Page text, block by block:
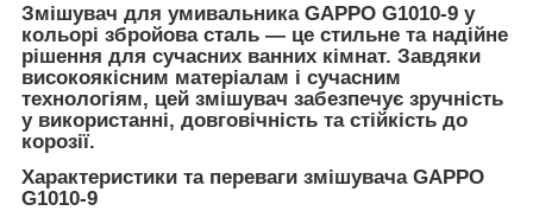
Змішувач для умивальника GAPPO G1010-9 у
кольорі збройова сталь — це стильне та надійне
рішення для сучасних ванних кімнат. Завдяки
високоякісним матеріалам і сучасним
технологіям, цей змішувач забезпечує зручність
у використанні, довговічність та стійкість до
корозії.
Характеристики та переваги змішувача GAPPO
G1010-9